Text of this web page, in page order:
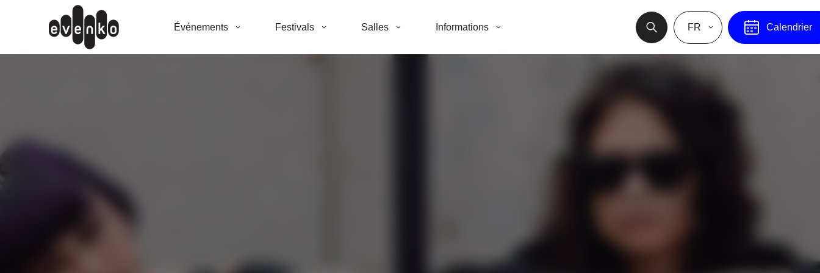
Événements Festivals Salles Informations FR Calendrier